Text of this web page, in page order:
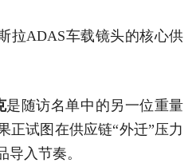
拉ADAS车载镜头的核心供
是随访名单中的另一位重量
正试图在供应链“外迁”压力
入节奏。